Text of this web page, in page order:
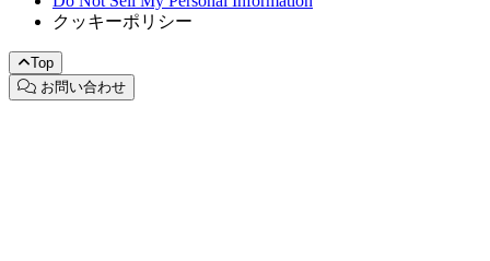
クッキーポリシー
Top
お問い合わせ